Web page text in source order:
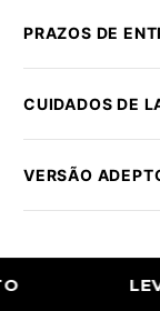
PRAZOS DE
CUIDADOS DE
VERSÃO
LEVA A